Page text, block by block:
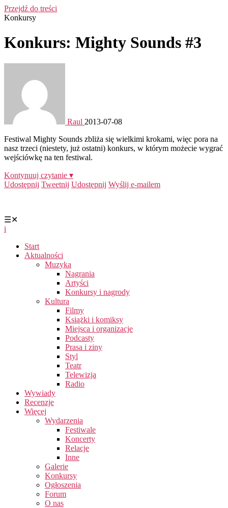
Przejdź do treści
Konkursy
Konkurs: Mighty Sounds #3
Raul 2013-07-08
Festiwal Mighty Sounds zbliża się wielkimi krokami, więc pora na
nasz trzeci (niestety, już ostatni) konkurs, w którym możecie wygrać
wejściówkę na ten festiwal.
Kontynuuj czytanie ▾
Udostępnij Tweetnij Udostępnij Wyślij e-mailem
☰✕
i
Start
Aktualności
Muzyka
Nagrania
Artyści
Konkursy i nagrody
Kultura
Filmy
Książki i komiksy
Miejsca i organizacje
Podcasty
Prasa i ziny
Styl
Teatr
Telewizja
Radio
Wywiady
Recenzje
Więcej
Wydarzenia
Festiwale
Koncerty
Relacje
Inne
Galerie
Konkursy
Ogłoszenia
Forum
O nas